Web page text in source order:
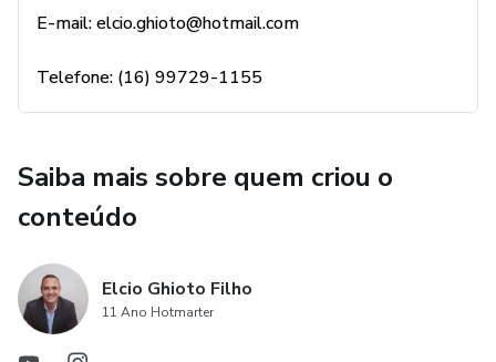
E-mail: elcio.ghioto@hotmail.com
Telefone: (16) 99729-1155
Saiba mais sobre quem criou o
conteúdo
Elcio Ghioto Filho
11 Ano Hotmarter